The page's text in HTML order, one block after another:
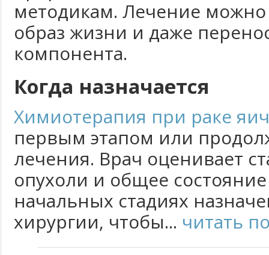
методикам. Лечение
образ жизни и даже
компонента.
Когда назначается
Химиотерапия при раке
первым этапом или
лечения. Врач оценивает
опухоли и общее
начальных стадиях
хирургии, чтобы... читать